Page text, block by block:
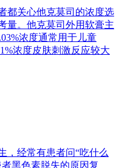
都关心他克莫司的浓度选
量。他克莫司外用软膏主
浓度通常用于儿童
浓度皮肤刺激反应较大
，经常有患者问“吃什么
黑色素脱失的原因复